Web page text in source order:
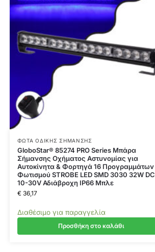
ΦΏΤΑ ΟΔΙΚΉΣ ΣΉΜΑΝΣΗΣ
GloboStar® 85274 PRO Series Μπάρα
Σήμανσης Οχήματος Αστυνομίας για
Αυτοκίνητα & Φορτηγά 16 Προγραμμάτων
Φωτισμού STROBE LED SMD 3030 32W DC
10-30V Αδιάβροχη IP66 Μπλε
€36,17
Διαθέσιμο για παραγγελία
Προσθήκη στο καλάθι